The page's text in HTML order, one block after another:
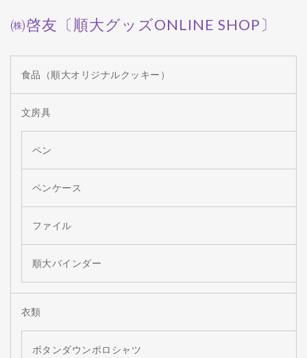
㈱啓友〔順大グッズONLINE SHOP〕
食品（順大オリジナルクッキー）
文房具
ペン
ペンケース
ファイル
順大バインダー
衣類
ボタンダウンポロシャツ